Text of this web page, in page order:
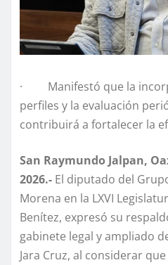
· Manifestó que la
perfiles y la evaluación
contribuirá a fortalecer la
San Raymundo Jalpan,
2026.- El diputado del
Morena en la LXVI
Benítez, expresó su
gabinete legal y ampliado
Jara Cruz, al considerar